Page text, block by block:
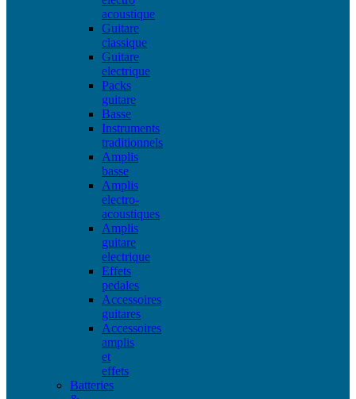
acoustique
Guitare
classique
Guitare
electrique
Packs
guitare
Basse
Instruments
traditionnels
Amplis
basse
Amplis
electro-
acoustiques
Amplis
guitare
electrique
Effets
pedales
Accessoires
guitares
Accessoires
amplis
et
effets
Batteries